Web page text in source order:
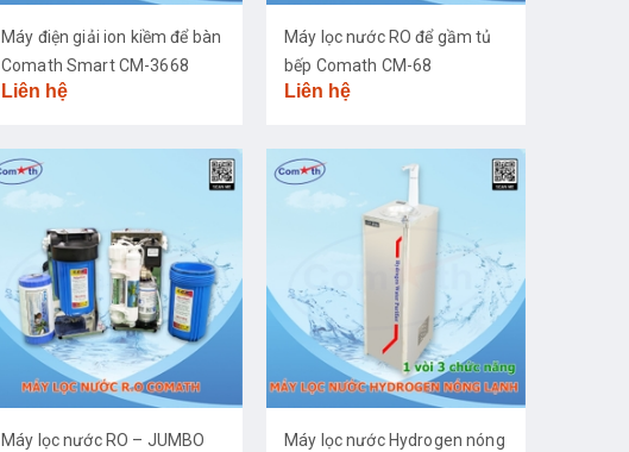
Máy điện giải ion kiềm để bàn
Comath Smart CM-3668
Liên hệ
Máy lọc nước RO để gầm tủ
bếp Comath CM-68
Liên hệ
Máy lọc nước RO – JUMBO
Máy lọc nước Hydrogen nóng